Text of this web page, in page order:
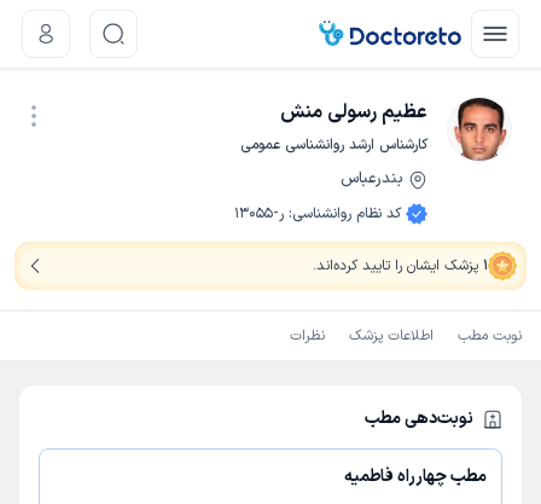
عظیم رسولی منش
کارشناس ارشد روانشناسی عمومی
بندرعباس
کد نظام روانشناسی: ر-13055
1 پزشک ایشان را تایید کرده‌اند.
نوبت مطب اطلاعات پزشک نظرات
نوبت‌دهی مطب
مطب چهارراه فاطمیه